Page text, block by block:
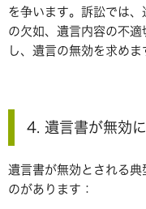
を争います。訴訟では
の欠如、遺言内容の不
し、遺言の無効を求めま
4. 遺言書が無効
遺言書が無効とされる
のがあります：